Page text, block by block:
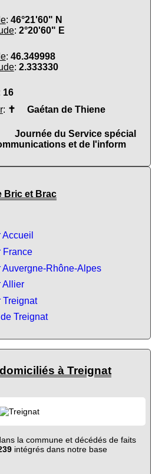
: 46°21'60" N
: 2°20'60" E
: 46.349998
: 2.333330
16
: ✝ Gaétan de Thiene
Journée du Service spécial
et de l'inform
Bric et Brac
Accueil
France
Auvergne-Rhône-Alpes
Allier
Treignat
Treignat
à Treignat
la commune et décédés de faits
intégrés dans notre base